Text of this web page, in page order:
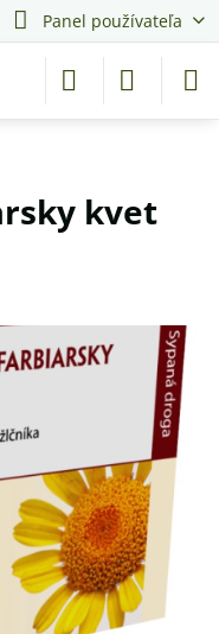
Panel používateľa
kvet